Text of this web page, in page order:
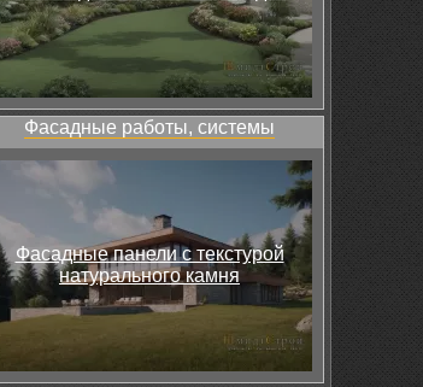
Фасадные работы, системы
Фасадные панели с текстурой
натурального камня